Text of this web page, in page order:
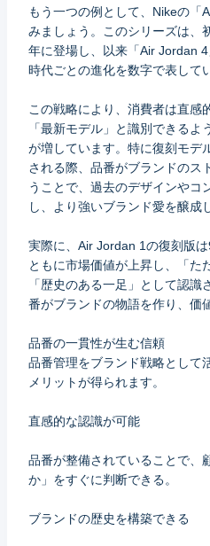
もう一つの例として、Nikeの「
みましょう。このシリーズは、
年に登場し、以来「Air Jordan 4
時代ごとの進化を数字で表して
この戦略により、消費者は直感
「最新モデル」と識別できる
が増しています。特に復刻モデ
される際、品番がブランドのス
うことで、過去のデザインやコ
し、より強いブランド愛を醸成
実際に、Air Jordan 1の復刻版
ともに市場価値が上昇し、「た
「歴史のある一足」として認
番がブランドの物語を作り、価
品番の一貫性が生む信頼
品番管理をブランド戦略として
メリットが得られます。
直感的な認識が可能
品番が整備されていることで、
か」をすぐに判断できる。
ブランドの歴史を構築できる